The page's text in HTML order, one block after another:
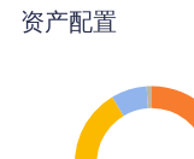
资产配置